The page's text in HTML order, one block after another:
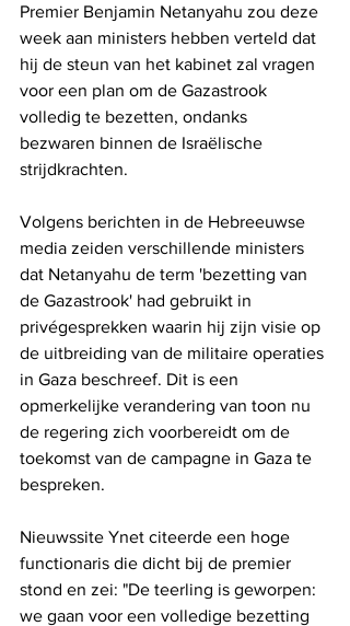
Premier Benjamin Netanyahu zou deze
week aan ministers hebben verteld dat
hij de steun van het kabinet zal vragen
voor een plan om de Gazastrook
volledig te bezetten, ondanks
bezwaren binnen de Israëlische
strijdkrachten.
Volgens berichten in de Hebreeuwse
media zeiden verschillende ministers
dat Netanyahu de term 'bezetting van
de Gazastrook' had gebruikt in
privégesprekken waarin hij zijn visie op
de uitbreiding van de militaire operaties
in Gaza beschreef. Dit is een
opmerkelijke verandering van toon nu
de regering zich voorbereidt om de
toekomst van de campagne in Gaza te
bespreken.
Nieuwssite Ynet citeerde een hoge
functionaris die dicht bij de premier
stond en zei: "De teerling is geworpen:
we gaan voor een volledige bezetting